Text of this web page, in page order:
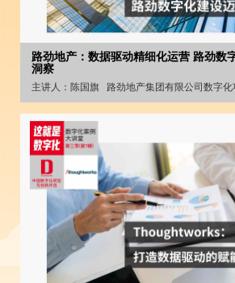
路劲地产：数据驱动精细化运营 路劲数
洞察
主讲人： 陈国旗 路劲地产集团有限公司数字